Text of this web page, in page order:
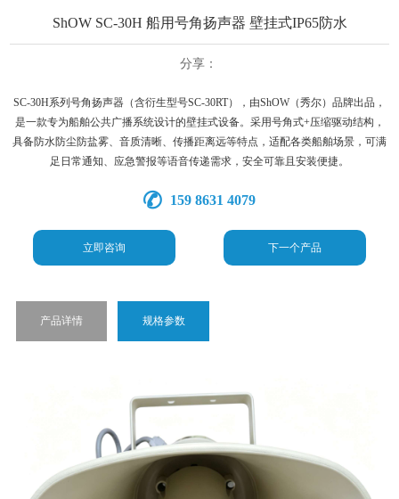
ShOW SC-30H 船用号角扬声器 壁挂式IP65防水
分享：
SC-30H系列号角扬声器（含衍生型号SC-30RT），由ShOW（秀尔）品牌出品，
是一款专为船舶公共广播系统设计的壁挂式设备。采用号角式+压缩驱动结构，
具备防水防尘防盐雾、音质清晰、传播距离远等特点，适配各类船舶场景，可满
足日常通知、应急警报等语音传递需求，安全可靠且安装便捷。
159 8631 4079
立即咨询 下一个产品
产品详情 规格参数